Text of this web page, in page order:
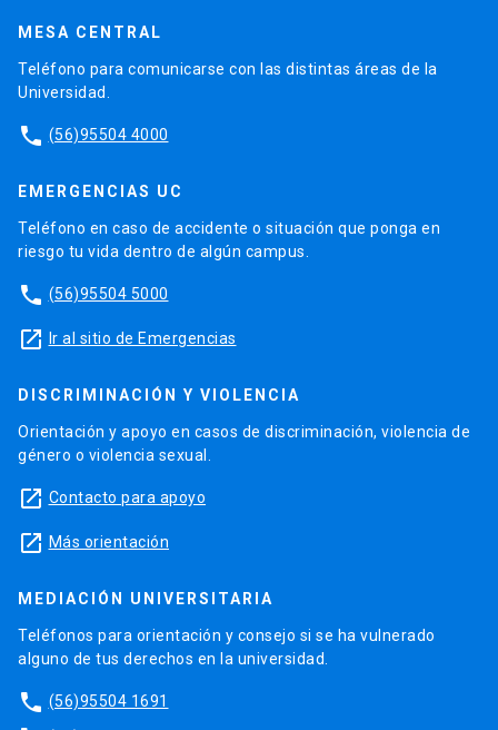
MESA CENTRAL
Teléfono para comunicarse con las distintas áreas de la
Universidad.
phone (56)95504 4000
EMERGENCIAS UC
Teléfono en caso de accidente o situación que ponga en
riesgo tu vida dentro de algún campus.
phone (56)95504 5000
launch Ir al sitio de Emergencias
DISCRIMINACIÓN Y VIOLENCIA
Orientación y apoyo en casos de discriminación, violencia de
género o violencia sexual.
launch Contacto para apoyo
launch Más orientación
MEDIACIÓN UNIVERSITARIA
Teléfonos para orientación y consejo si se ha vulnerado
alguno de tus derechos en la universidad.
phone (56)95504 1691